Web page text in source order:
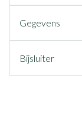
Gegevens
Bijsluiter